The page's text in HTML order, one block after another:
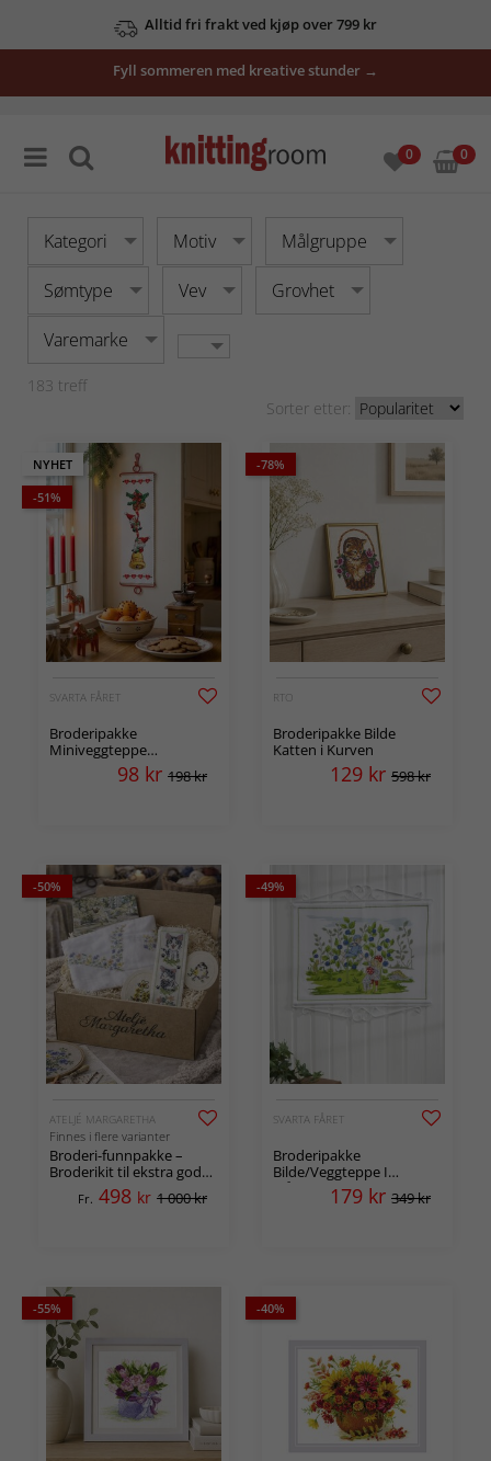
Se våre tilbud her
Fyll sommeren med kreative stunder →
0 0
Kategori Motiv Målgruppe
Sømtype Vev Grovhet
Varemarke
183 treff
Sorter etter:
NYHET
-51%
SVARTA FÅRET
Broderipakke
Miniveggteppe
Klatrenisser98 kr 198 kr
-78%
RTO
Broderipakke Bilde
Katten i Kurven
129 kr 598 kr
-50%
ATELJÉ MARGARETHA
Finnes i flere varianter
Broderi-funnpakke –
Broderikit til ekstra god
Fr. 498 kr 1 000 kr
-49%
SVARTA FÅRET
Broderipakke
Bilde/Veggteppe I
blåbærskogen
179 kr 349 kr
-55% -40%